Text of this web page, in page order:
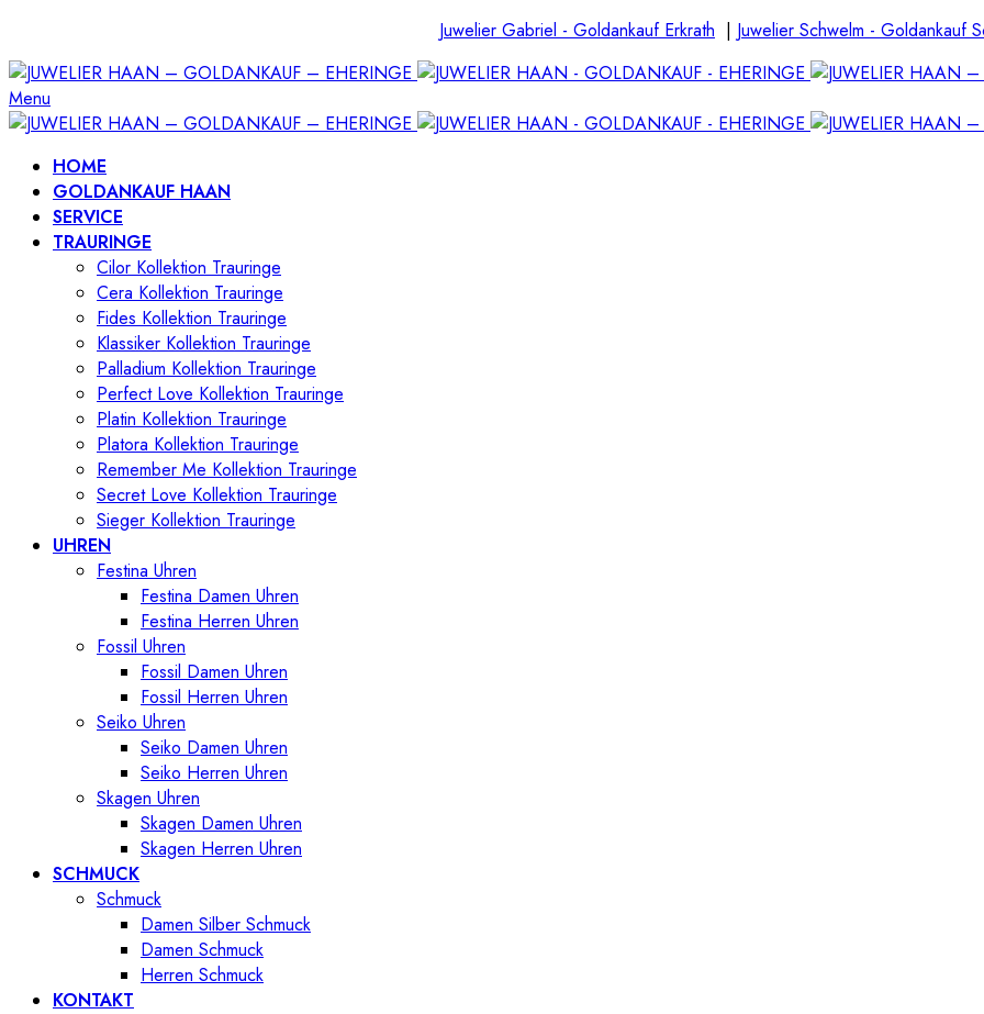
Juwelier Gabriel - Goldankauf Erkrath | Juwelier Schwelm - Goldankauf
Menu
HOME
GOLDANKAUF HAAN
SERVICE
TRAURINGE
Cilor Kollektion Trauringe
Cera Kollektion Trauringe
Fides Kollektion Trauringe
Klassiker Kollektion Trauringe
Palladium Kollektion Trauringe
Perfect Love Kollektion Trauringe
Platin Kollektion Trauringe
Platora Kollektion Trauringe
Remember Me Kollektion Trauringe
Secret Love Kollektion Trauringe
Sieger Kollektion Trauringe
UHREN
Festina Uhren
Festina Damen Uhren
Festina Herren Uhren
Fossil Uhren
Fossil Damen Uhren
Fossil Herren Uhren
Seiko Uhren
Seiko Damen Uhren
Seiko Herren Uhren
Skagen Uhren
Skagen Damen Uhren
Skagen Herren Uhren
SCHMUCK
Schmuck
Damen Silber Schmuck
Damen Schmuck
Herren Schmuck
KONTAKT